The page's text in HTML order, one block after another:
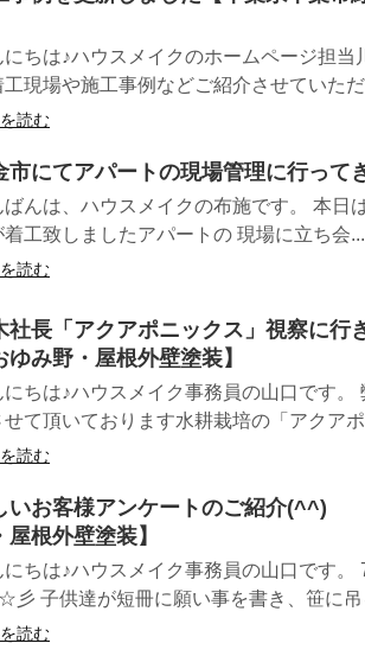
にちは♪ハウスメイクのホームページ担当
工現場や施工事例などご紹介させていた
読む
市にてアパートの現場管理に行って
ばんは、ハウスメイクの布施です。 本日
着工致しましたアパートの 現場に立ち会...
読む
社長「アクアポニックス」視察に
ゆみ野・屋根外壁塗装】
にちは♪ハウスメイク事務員の山口です
せて頂いております水耕栽培の「アクア
読む
いお客様アンケートのご紹介(^^)
屋根外壁塗装】
にちは♪ハウスメイク事務員の山口です。
彡 子供達が短冊に願い事を書き、笹に吊
読む